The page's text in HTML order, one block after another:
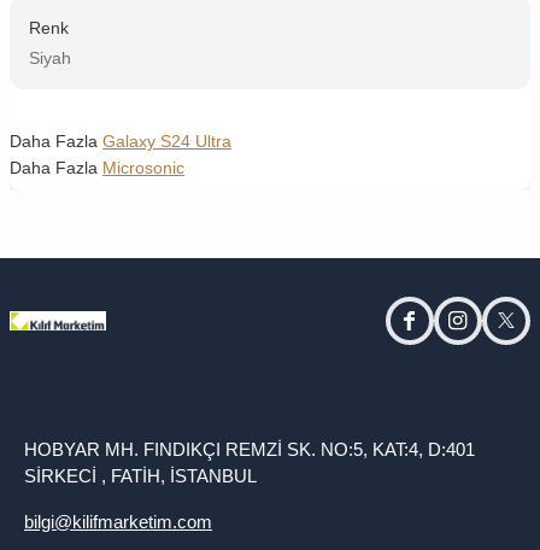
Renk
Siyah
Daha Fazla Galaxy S24 Ultra
Daha Fazla Microsonic
facebookinstagram
HOBYAR MH. FINDIKÇI REMZİ SK. NO:5, KAT:4, D:401
SİRKECİ , FATİH, İSTANBUL
bilgi@kilifmarketim.com